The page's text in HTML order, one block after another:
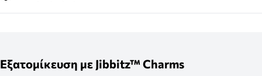
Εξατομίκευση με Jibbitz™ Charms